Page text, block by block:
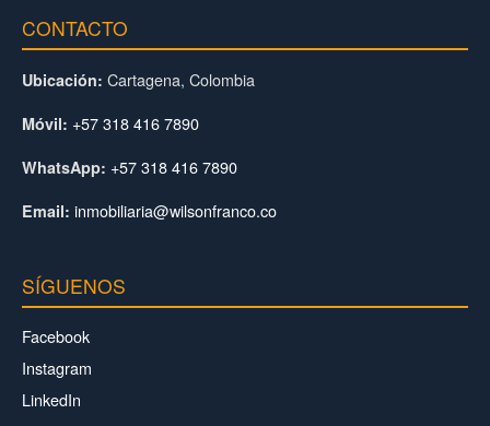
CONTACTO
Ubicación: Cartagena, Colombia
Móvil: +57 318 416 7890
WhatsApp: +57 318 416 7890
Email: inmobiliaria@wilsonfranco.co
SÍGUENOS
Facebook
Instagram
LinkedIn